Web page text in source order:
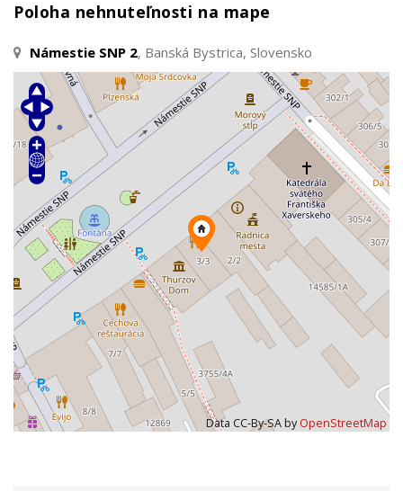
Poloha nehnuteľnosti na mape
Námestie SNP 2, Banská Bystrica, Slovensko
Data CC-By-SA by OpenStreetMap